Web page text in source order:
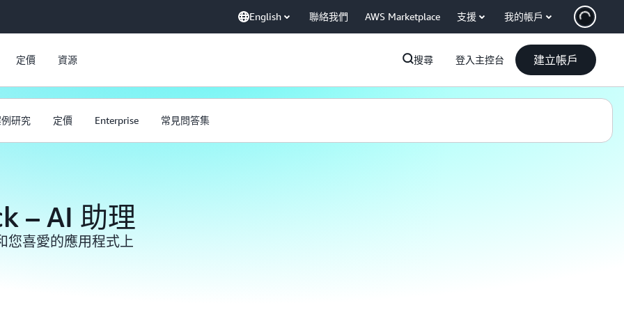
English 聯絡我們 AWS Marketplace 支援 我的帳戶
定價 資源 搜尋 登入主控台 建立帳戶
研究 定價 Enterprise 常見問答集
– AI 助理
您喜愛的應用程式上